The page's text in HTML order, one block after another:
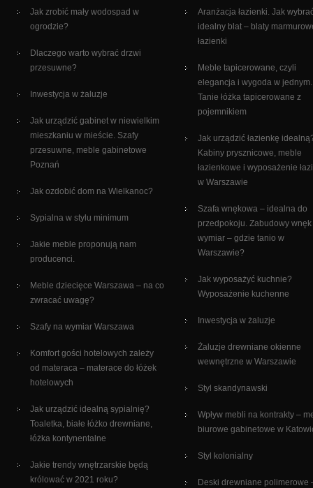
Jak zrobić mały wodospad w
ogrodzie?
Dlaczego warto wybrać drzwi
przesuwne?
Inwestycja w żaluzje
Jak urządzić gabinet w niewielkim
mieszkaniu w mieście. Szafy
przesuwne, meble gabinetowe
Poznań
Jak ozdobić dom na Wielkanoc?
Sypialna w stylu minimum
Jakie meble proponują nam
producenci.
Meble dziecięce Warszawa – na co
zwracać uwagę?
Szafy na wymiar Warszawa
Komfort gości hotelowych zależy
od materaca – materace do łóżek
hotelowych
Jak urządzić idealną sypialnię?
Toaletka, białe łóżko drewniane,
łóżka kontynentalne
Jakie trendy wnętrzarskie będą
królować w 2021 roku?
Aranżacja łazienki. Jak
idealny blat – blaty
łazienki
Meble tapicerowane, czyli
elegancja i wygoda w jednym.
Tanie łóżka tapicerowane z
pojemnikiem
Jak urządzić łazienkę
Kabiny prysznicowe, meble
łazienkowe i wyposażenie
w Warszawie
Szafa wnękowa – idealna do
przedpokoju. Zabudowy
wymiar – gdzie tanio w
Warszawie?
Jak wyposażyć kuchnie?
Wyposażenie kuchenne
Inwestycja w żaluzje
Żaluzje drewniane okienne
wewnętrzne w Warszawie
Styl skandynawski
Wpływ mebli na kontrakty –
biurowe gabinetowe w
Styl kolonialny
Deski drewniane polimerowe